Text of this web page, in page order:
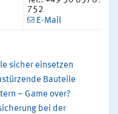
752
E-Mail
sicher einsetzen
Bauteile
– Game over?
bei der